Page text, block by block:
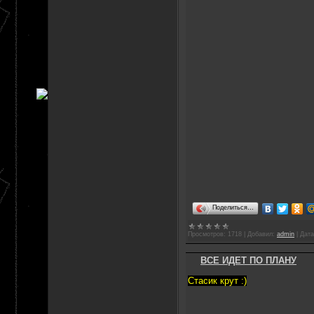
Поделиться…
Просмотров: 1718 Добавил: admin
ВСЕ ИДЕТ ПО ПЛАНУ
Стасик крут :)